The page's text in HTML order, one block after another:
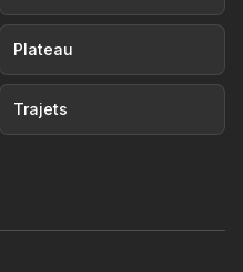
Plateau
Trajets